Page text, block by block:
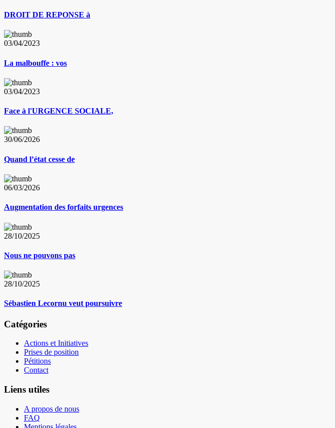
DROIT DE REPONSE à
03/04/2023
La malbouffe : vos
03/04/2023
Face à l'URGENCE SOCIALE,
30/06/2026
Quand l’état cesse de
06/03/2026
Augmentation des forfaits urgences
28/10/2025
Nous ne pouvons pas
28/10/2025
Sébastien Lecornu veut poursuivre
Catégories
Actions et Initiatives
Prises de position
Pétitions
Contact
Liens utiles
A propos de nous
FAQ